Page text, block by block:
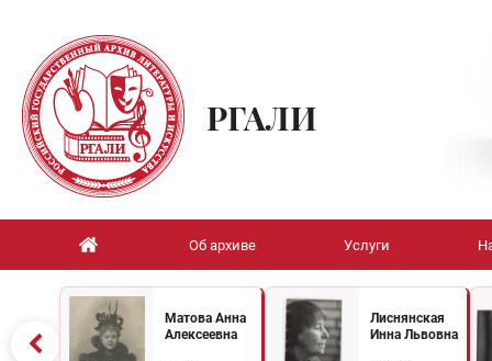
РГАЛИ
Об архиве Услуги
Матова Анна
Алексеевна
Лиснянская
Инна Львовна